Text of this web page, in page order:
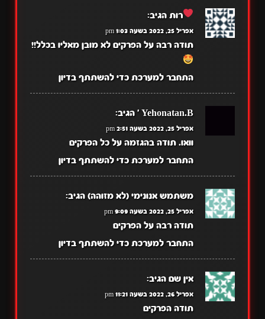
רות הגיב:
אפריל 25, 2022 בשעה 1:03 pm
תודה רבה על הפרקים לא מובן מאליו בכלל!!
התחבר למערכת כדי להשתתף בדיון
Yehonatan.B ' הגיב:
אפריל 25, 2022 בשעה 2:51 pm
וואו. תודה בהגזמה על כל הפרקים
התחבר למערכת כדי להשתתף בדיון
משתמש אנונימי (לא מזוהה) הגיב:
אפריל 25, 2022 בשעה 9:09 pm
תודה רבה על הפרקים
התחבר למערכת כדי להשתתף בדיון
אין שם הגיב:
אפריל 26, 2022 בשעה 11:21 pm
תודה הפרקים